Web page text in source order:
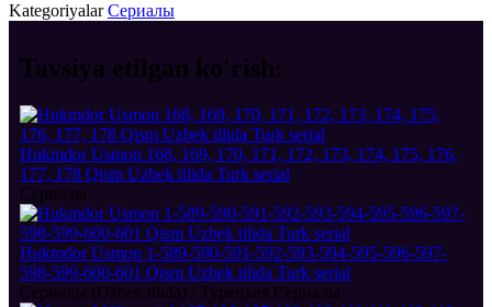
Kategoriyalar Сериалы
Tavsiya etilgan ko'rish:
Hukmdor Usmon 168, 169, 170, 171, 172, 173, 174, 175, 176,
177, 178 Qism Uzbek tilida Turk serial
Сериалы
Hukmdor Usmon 1-589-590-591-592-593-594-595-596-597-
598-599-600-601 Qism Uzbek tilida Turk serial
Сериалы (Uzbek tilida) / Турецкая Сериалы